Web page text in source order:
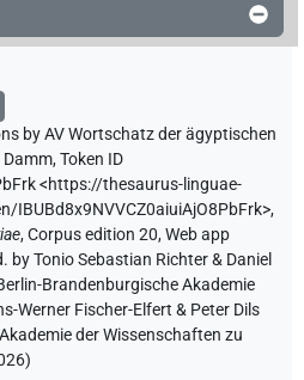
byAV Wortschatz der ägyptischen
Damm,Token ID
<https://thesaurus-linguae-
IBUBd8x9NVVCZ0aiuiAjO8PbFrk>,
,Corpus edition 20, Web app
by Tonio Sebastian Richter & Daniel
Brandenburgische Akademie
Werner Fischer-Elfert & Peter Dils
der Wissenschaften zu
)